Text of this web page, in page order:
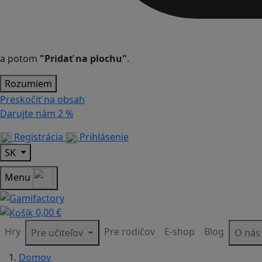
a potom "Pridať na plochu".
Rozumiem
Preskočiť na obsah
Darujte nám 2 %
Registrácia
Prihlásenie
SK
Menu
0,00 €
Hry
Pre učiteľov Pre rodičov E-shop Blog
O nás
Domov